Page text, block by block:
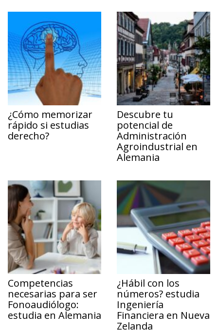
¿Cómo memorizar
rápido si estudias
derecho?
Descubre tu
potencial de
Administración
Agroindustrial en
Alemania
Competencias
necesarias para ser
Fonoaudiólogo:
estudia en Alemania
¿Hábil con los
números? estudia
Ingeniería
Financiera en Nueva
Zelanda